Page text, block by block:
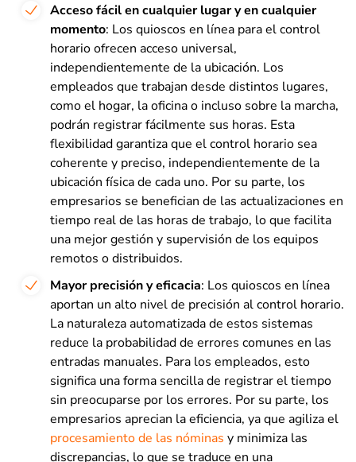
Acceso fácil en cualquier lugar y en cualquier
momento: Los quioscos en línea para el control
horario ofrecen acceso universal,
independientemente de la ubicación. Los
empleados que trabajan desde distintos lugares,
como el hogar, la oficina o incluso sobre la marcha,
podrán registrar fácilmente sus horas. Esta
flexibilidad garantiza que el control horario sea
coherente y preciso, independientemente de la
ubicación física de cada uno. Por su parte, los
empresarios se benefician de las actualizaciones en
tiempo real de las horas de trabajo, lo que facilita
una mejor gestión y supervisión de los equipos
remotos o distribuidos.
Mayor precisión y eficacia: Los quioscos en línea
aportan un alto nivel de precisión al control horario.
La naturaleza automatizada de estos sistemas
reduce la probabilidad de errores comunes en las
entradas manuales. Para los empleados, esto
significa una forma sencilla de registrar el tiempo
sin preocuparse por los errores. Por su parte, los
empresarios aprecian la eficiencia, ya que agiliza el
procesamiento de las nóminas y minimiza las
discrepancias, lo que se traduce en una